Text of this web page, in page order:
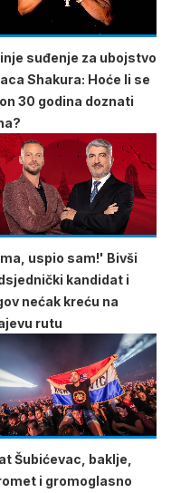
suđenje za ubojstvo
Shakura: Hoće li se
30 godina doznati
uspio sam!' Bivši
kandidat i
nećak kreću na
rutu
Šubićevac, baklje,
i gromoglasno